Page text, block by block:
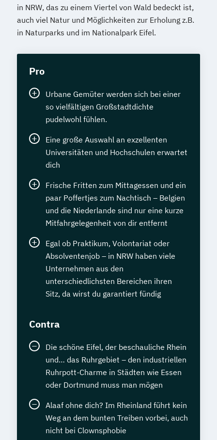
in NRW, das zu einem Viertel von Wald bedeckt ist,
auch viel Natur und Möglichkeiten zur Erholung z.B.
in Naturparks und im Nationalpark Eifel.
Pro
Urbane Gemüter werden sich bei einer
so vielfältigen Großstadtdichte
pudelwohl fühlen.
Eine große Auswahl an exzellenten
Universitäten und Hochschulen erwartet
dich
Frische Fritten zum Mittagessen und ein
paar Poffertjes zum Nachtisch – Belgien
und die Niederlande sind nur eine kurze
Mitfahrgelegenheit von dir entfernt
Egal ob Praktikum, Volontariat oder
Absolventenjob – in NRW haben viele
Unternehmen aus den
unterschiedlichsten Bereichen ihren
Sitz, da wirst du garantiert fündig
Contra
Die schöne Eifel, der beschauliche Rhein
und… das Ruhrgebiet – den industriellen
Ruhrpott-Charme in Städten wie Essen
oder Dortmund muss man mögen
Alaaf ohne dich? Im Rheinland führt kein
Weg an dem bunten Treiben vorbei, auch
nicht bei Clownsphobie